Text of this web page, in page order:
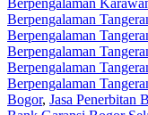
Berpengalaman
Berpengalaman
Berpengalaman
Berpengalaman
Berpengalaman
Berpengalaman
Bogor, Jasa Penerbitan